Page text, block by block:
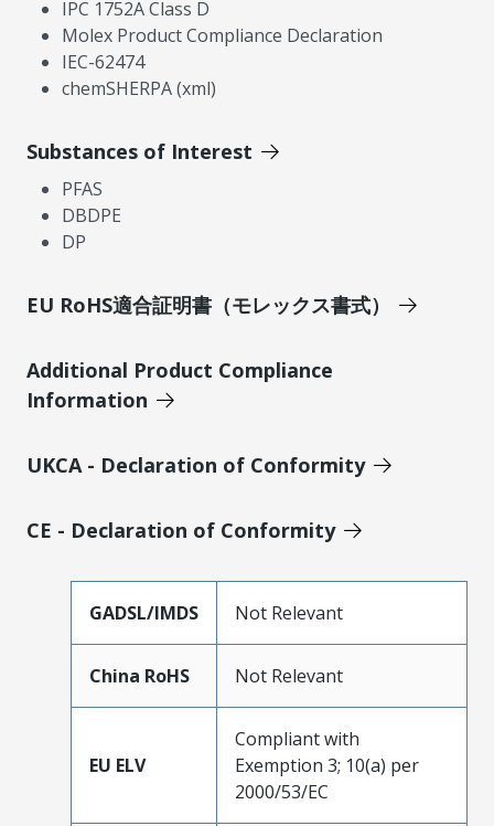
IPC 1752A Class D
Molex Product Compliance Declaration
IEC-62474
chemSHERPA (xml)
Substances of Interest
PFAS
DBDPE
DP
EU RoHS適合証明書（モレックス書式）
Additional Product Compliance
Information
UKCA - Declaration of Conformity
CE - Declaration of Conformity
GADSL/IMDS Not Relevant
China RoHS Not Relevant
EU ELV
Compliant with
Exemption 3; 10(a) per
2000/53/EC